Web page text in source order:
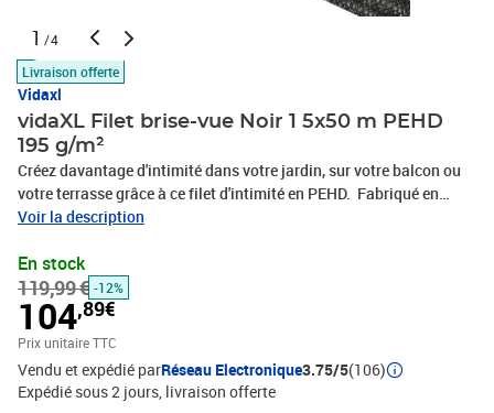
1 /4
Livraison offerte
Vidaxl
vidaXL Filet brise-vue Noir 1 5x50 m PEHD
195 g/m²
Créez davantage d'intimité dans votre jardin, sur votre balcon ou
votre terrasse grâce à ce filet d'intimité en PEHD. Fabriqué en
PEHD (polyéthylène haute densité), ce filet d'ombrage pour jardin
structure unique de son tissu en PEHD, vous pouvez vous protéger
du soleil tout en profitant de la brise fraîche. Vous pouvez
également découper le filet facilement à la taille souhaitée, selon
vos besoins. Bon à savoir : ce produit nécessite des crochets
compatibles (non inclus) pour une utilisation correcte. Pour
garantir un ajustement parfait, veuillez tenir compte de la
longueur combinée des crochets et du produit lors de
Voir la description
En stock
119,99 € -12%
104,89€
Prix unitaire TTC
Vendu et expédié parRéseau Electronique3.75/5(106)
Expédié sous 2 jours livraison offerte